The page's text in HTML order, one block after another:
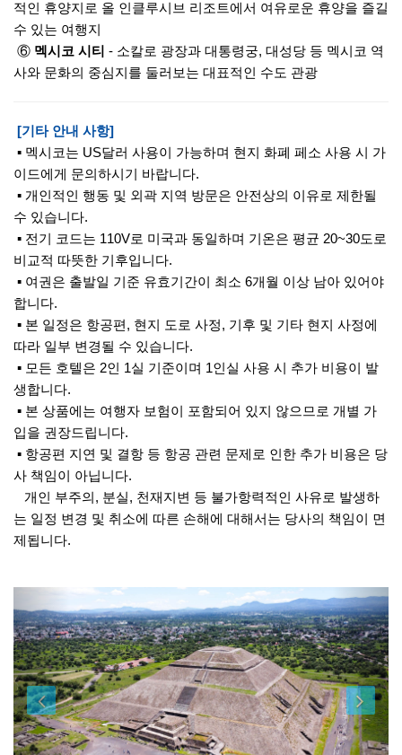
적인 휴양지로 올 인클루시브 리조트에서 여유로운 휴양을 즐길
수 있는 여행지
⑥ 멕시코 시티 - 소칼로 광장과 대통령궁, 대성당 등 멕시코 역
사와 문화의 중심지를 둘러보는 대표적인 수도 관광
[기타 안내 사항]
▪ 멕시코는 US달러 사용이 가능하며 현지 화폐 페소 사용 시 가
이드에게 문의하시기 바랍니다.
▪ 개인적인 행동 및 외곽 지역 방문은 안전상의 이유로 제한될
수 있습니다.
▪ 전기 코드는 110V로 미국과 동일하며 기온은 평균 20~30도로
비교적 따뜻한 기후입니다.
▪ 여권은 출발일 기준 유효기간이 최소 6개월 이상 남아 있어야
합니다.
▪ 본 일정은 항공편, 현지 도로 사정, 기후 및 기타 현지 사정에
따라 일부 변경될 수 있습니다.
▪ 모든 호텔은 2인 1실 기준이며 1인실 사용 시 추가 비용이 발
생합니다.
▪ 본 상품에는 여행자 보험이 포함되어 있지 않으므로 개별 가
입을 권장드립니다.
▪ 항공편 지연 및 결항 등 항공 관련 문제로 인한 추가 비용은 당
사 책임이 아닙니다.
개인 부주의, 분실, 천재지변 등 불가항력적인 사유로 발생하
는 일정 변경 및 취소에 따른 손해에 대해서는 당사의 책임이 면
제됩니다.